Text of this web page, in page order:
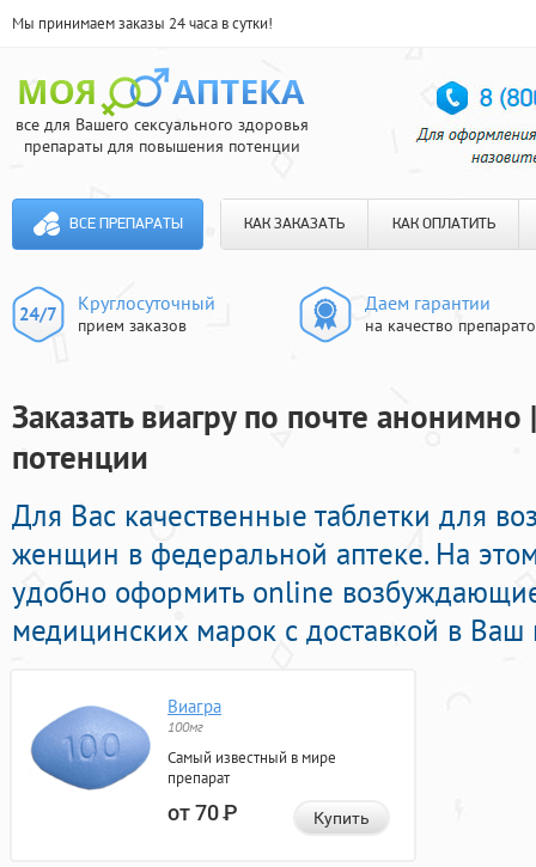
Мы принимаем заказы 24 часа в сутки!
все для Вашего сексуального здоровья
препараты для повышения потенции
ВСЕ ПРЕПАРАТЫ КАК ЗАКАЗАТЬ КАК ОПЛАТИТЬ
Круглосуточный
прием заказов
Даем гарантии
на качество
Заказать виагру по почте анонимно
потенции
Для Вас качественные таблетки для
женщин в федеральной аптеке. На
удобно оформить online
медицинских марок с доставкой в Ваш
Виагра
100мг
Самый известный в мире
препарат
от 70Р Купить